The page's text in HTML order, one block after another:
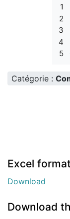
1
2
3
4
5
Catégorie :
Excel format
Download
Download